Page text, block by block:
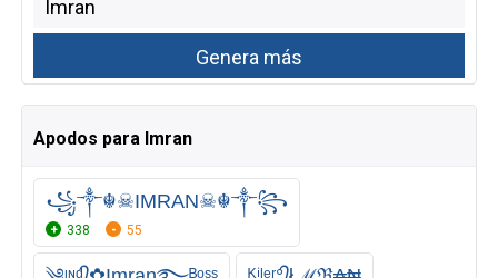
Apodos para Imran
꧁༒☬☠IMRAN☠︎☬༒꧂
338 55